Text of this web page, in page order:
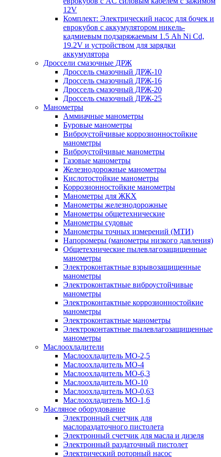
12V
Комплект: Электрический насос для бочек и
еврокубов с аккумулятором никель-
кадмиевым подзаряжаемым 1.5 Ah Ni Cd,
19.2V и устройством для зарядки
аккумулятора
Дроссели смазочные ДРЖ
Дроссель смазочный ДРЖ-10
Дроссель смазочный ДРЖ-16
Дроссель смазочный ДРЖ-20
Дроссель смазочный ДРЖ-25
Манометры
Аммиачные манометры
Буровые манометры
Виброустойчивые коррозионностойкие
манометры
Виброустойчивые манометры
Газовые манометры
Железнодорожные манометры
Кислотостойкие манометры
Коррозионностойкие манометры
Манометры для ЖКХ
Манометры железнодорожные
Манометры общетехнические
Манометры судовые
Манометры точных измерений (МТИ)
Напоромеры (манометры низкого давления)
Общетехнические пылевлагозащищенные
манометры
Электроконтактные взрывозащищенные
манометры
Электроконтактные виброустойчивые
манометры
Электроконтактные коррозионностойкие
манометры
Электроконтактные манометры
Электроконтактные пылевлагозащищенные
манометры
Маслоохладители
Маслоохладитель MO-2,5
Маслоохладитель MO-4
Маслоохладитель МО-6,3
Маслоохладитель МО-10
Маслоохладитель MO-0,63
Маслоохладитель MO-1,6
Масляное оборудование
Электронный счетчик для
маслораздаточного пистолета
Электронный счетчик для масла и дизеля
Электронный раздаточный пистолет
Электрический роторный насос